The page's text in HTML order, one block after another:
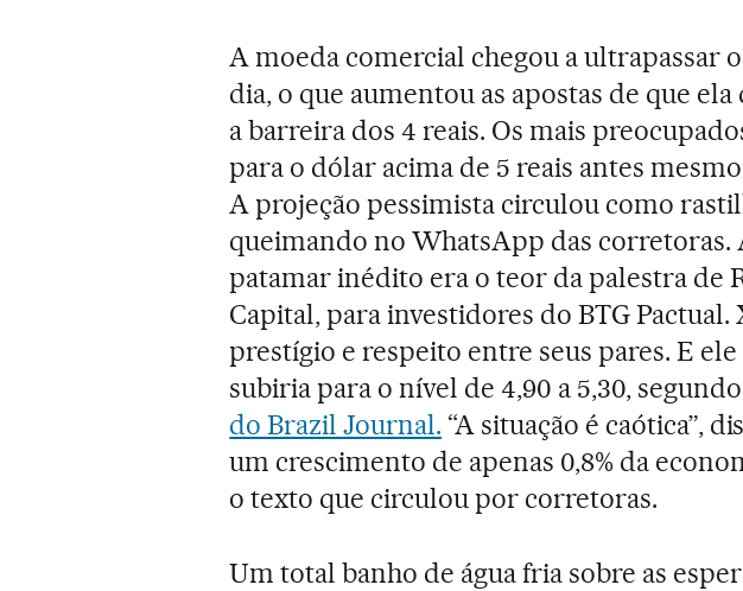
A moeda comercial chegou a ultrapassar
dia, o que aumentou as apostas de que
a barreira dos 4 reais. Os mais
para o dólar acima de 5 reais antes
A projeção pessimista circulou como
queimando no WhatsApp das corretoras.
patamar inédito era o teor da palestra de
Capital, para investidores do BTG Pactual.
prestígio e respeito entre seus pares. E
subiria para o nível de 4,90 a 5,30,
do Brazil Journal. “A situação é caótica”,
um crescimento de apenas 0,8% da
o texto que circulou por corretoras.
Um total banho de água fria sobre as